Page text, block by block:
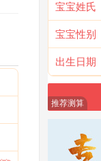
宝宝姓氏
宝宝性别
出生日期
推荐测算